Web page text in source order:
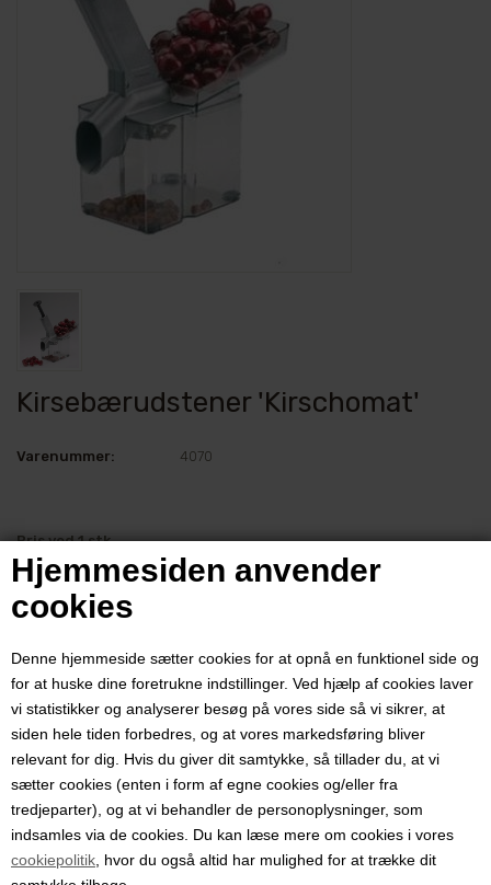
Hjemmesiden anvender
cookies
Denne hjemmeside sætter cookies for at opnå en funktionel side og
for at huske dine foretrukne indstillinger. Ved hjælp af cookies laver
vi statistikker og analyserer besøg på vores side så vi sikrer, at
siden hele tiden forbedres, og at vores markedsføring bliver
relevant for dig. Hvis du giver dit samtykke, så tillader du, at vi
sætter cookies (enten i form af egne cookies og/eller fra
tredjeparter), og at vi behandler de personoplysninger, som
indsamles via de cookies. Du kan læse mere om cookies i vores
cookiepolitik , hvor du også altid har mulighed for at trække dit
Kirsebærudstener 'Kirschomat'
Varenummer: 4070
Pris ved 1 stk.
358,00DKK
Kirsebærudstener til hurtig udstening af stenfrugter som
sødkirsebær/ moreller, store surkirsebær og frugter med lignende
små sten.
OBS: Kan ikke udstene små surkirsebær.
Vi får ofte spørgsmålet ''Hvad er små kirsebær?" Det er umiddelbart
lidt svært at svare på for selv på et kirsebær-træ med forholdsvis
store kirsebær vil der være nogle bær som vil smutte igennem hullet